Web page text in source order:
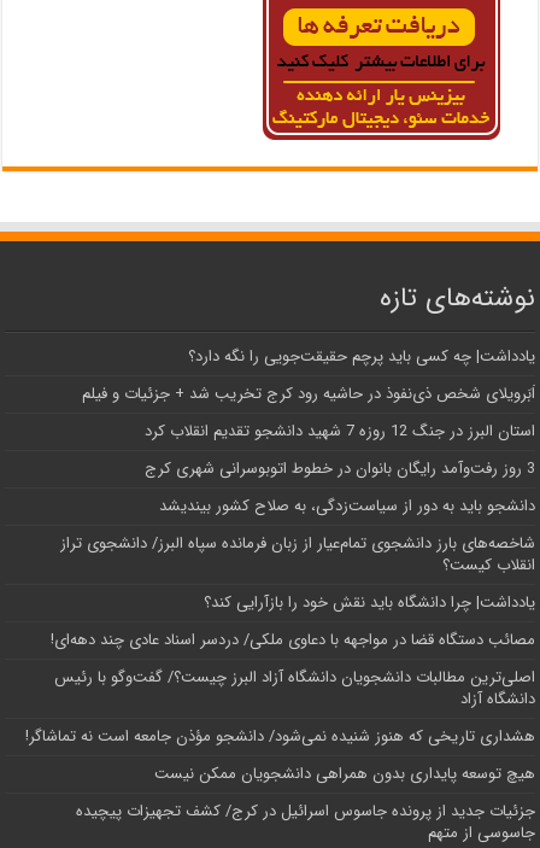
نوشته‌های تازه
یادداشت| ‌چه کسی باید پرچم حقیقت‌جویی را نگه دارد؟
اَبَر‌ویلای شخص ذی‌نفوذ در حاشیه‌ رود کرج تخریب شد + جزئیات و فیلم
استان البرز در جنگ 12 روزه 7 شهید دانشجو تقدیم انقلاب کرد
3 روز رفت‌وآمد رایگان بانوان در خطوط اتوبوسرانی شهری کرج
دانشجو باید به دور از سیاست‌زدگی، به صلاح کشور بیندیشد
شاخصه‌های بارز دانشجوی تمام‌عیار از زبان فرمانده سپاه البرز/ دانشجوی تراز
انقلاب کیست؟
یادداشت| چرا دانشگاه باید نقش خود را بازآرایی کند؟
مصائب دستگاه قضا در مواجهه با دعاوی ملکی/ دردسر اسناد عادی چند‌ دهه‌ای!
اصلی‌ترین مطالبات دانشجویان دانشگاه آزاد البرز چیست؟/ گفت‌وگو با رئیس
دانشگاه آز‌اد
هشداری تاریخی که هنوز شنیده نمی‌شود/ دانشجو مؤذن جامعه است نه تماشاگر!
هیچ توسعه پایداری بدون همراهی دانشجویان ممکن نیست
جزئیات جدید از پرونده جاسوس اسرائیل در کرج/‌ کشف تجهیزات پیچیده
جاسوسی از متهم